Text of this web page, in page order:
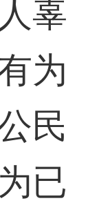
辜
为
民
已